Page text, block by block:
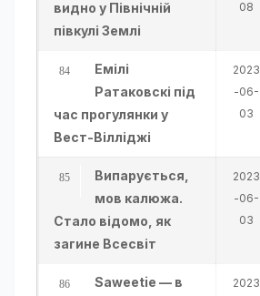
видно у Північній
півкулі Землі
08
Емілі
Ратаковскі під
час прогулянки у
Вест-Вілліджі
2023
-06-
03
Випарується,
мов калюжа.
Стало відомо, як
загине Всесвіт
2023
-06-
03
Saweetie — в
2023